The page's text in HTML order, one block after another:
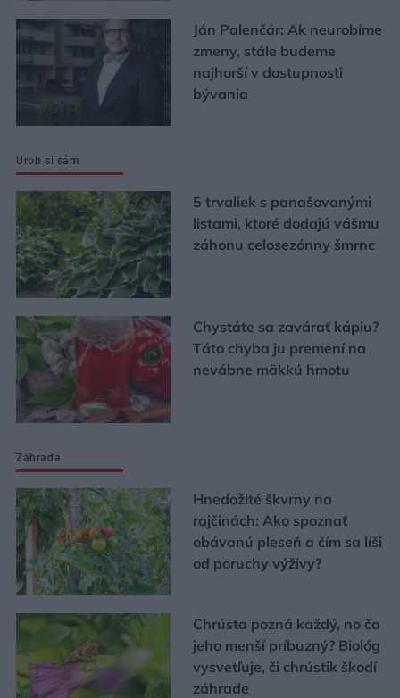
Ján Palenčár: Ak neurobíme
zmeny, stále budeme
najhorší v dostupnosti
bývania
Urob si sám
5 trvaliek s panašovanými
listami, ktoré dodajú vášmu
záhonu celosezónny šmrnc
Chystáte sa zavárať kápiu?
Táto chyba ju premení na
nevábne mäkkú hmotu
Záhrada
Hnedožlté škvrny na
rajčinách: Ako spoznať
obávanú pleseň a čím sa líši
od poruchy výživy?
Chrústa pozná každý, no čo
jeho menší príbuzný? Biológ
vysvetľuje, či chrústik škodí
záhrade